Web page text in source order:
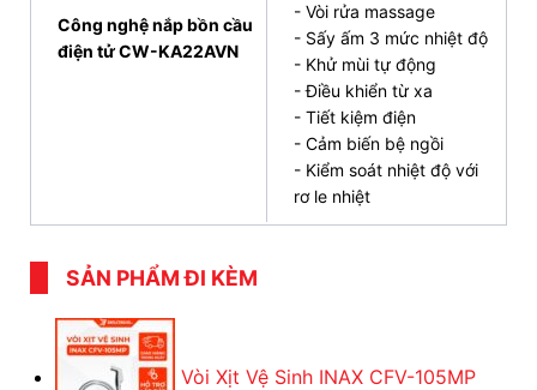
tường thông minhAC-952+CW-KA22AVN
lượng cao và chi phí phải chăng? INAX Bán Lẻ Tại
bán bồn cầu INAX chính hãng cùng
nhanh chóng: Miễn phí nhiều tỉnh
thành, hàng hóa được vận chuyển an toàn cẩn
thận
Dịch vụ đổi trả
linh hoạt,
Quyền lợi khách hàng luôn được chúng tôi ưu tiên
hàng đầu.
Kho hàng đa dạng, giá cạnh tranh: Hàng nghìn
Công nghệ nắp bồn cầu
điện tử CW-KA22AVN
- Vòi rửa massage
- Sấy ấm 3 mức nhiệt độ
- Khử mùi tự động
- Điều khiển từ xa
- Tiết kiệm điện
- Cảm biến bệ ngồi
- Kiểm soát nhiệt độ với
rơ le nhiệt
SẢN PHẨM ĐI KÈM
Vòi Xịt Vệ Sinh INAX CFV-105MP